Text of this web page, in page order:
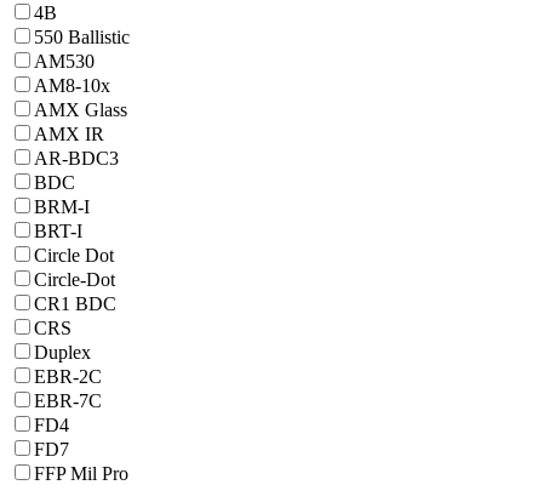
4B
550 Ballistic
AM530
AM8-10x
AMX Glass
AMX IR
AR-BDC3
BDC
BRM-I
BRT-I
Circle Dot
Circle-Dot
CR1 BDC
CRS
Duplex
EBR-2C
EBR-7C
FD4
FD7
FFP Mil Pro